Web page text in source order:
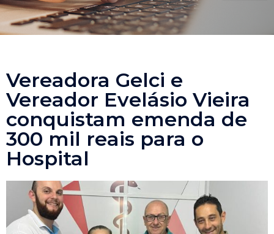
Vereadora Gelci e
Vereador Evelásio Vieira
conquistam emenda de
300 mil reais para o
Hospital